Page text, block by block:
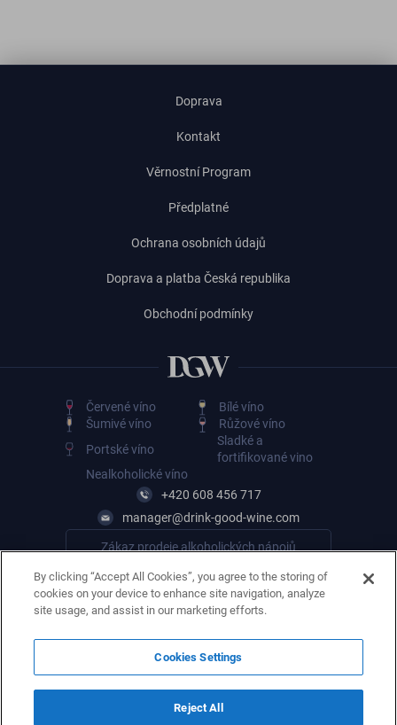
Doprava
Kontakt
Věrnostní Program
Předplatné
Ochrana osobních údajů
Doprava a platba Česká republika
Obchodní podmínky
Červené víno
Bílé víno
Šumivé víno
Růžové víno
Portské víno
Sladké a
fortifikované vino
Nealkoholické víno
+420 608 456 717
manager@drink-good-wine.com
Zákaz prodeje alkoholických nápojů
By clicking “Accept All Cookies”, you agree to the storing of
cookies on your device to enhance site navigation, analyze
site usage, and assist in our marketing efforts.
Cookies Settings
Reject All